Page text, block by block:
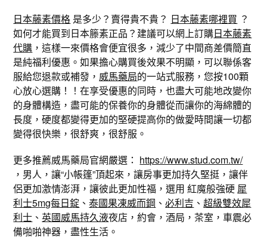
日本藤素價格 是多少？賣得貴不貴？ 日本藤素哪裡買 ？
如何才能買到日本籐素正品？建議可以網上訂購日本藤素
代購 ，這樣一來價格會便宜很多，減少了中間商差價簡直
是純福利優惠。如果擔心購買後效果不明顯，可以聯係客
服給您退款或補發， 威馬藥局的一站式服務，您按100顆
心放心選購！！在享受優惠的同時，也盡大可能地改變你
的身體構造，盡可能的保養你的身體從而讓你的海綿體的
長度，硬度都變得更加的堅硬提高你的做愛時間讓一切都
變得很快樂，很舒爽，很舒服。
更多推薦威馬藥局官網嚴選： https://www.stud.com.tw/
，男人，讓“小帳篷”頂起來，讓房事更加持久堅挺，讓伴
侶更加激情澎湃，讓彼此更加性福，選用 紅魔般強硬 犀
利士5mg每日錠 、泰國果凍威而鋼 、必利吉 、超級雙效犀
利士 、英國威馬持久液夜店，約會，酒局，茶室，車震必
備啪啪神器，盡性生活。